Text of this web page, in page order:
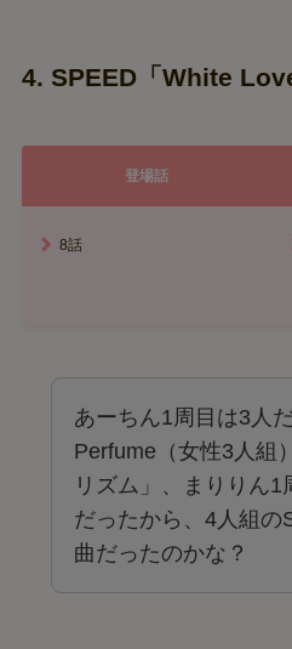
4. SPEED「White
登場話
8話
あーちん1周目は3人
Perfume（女性3人組
リズム」、まりりん1
だったから、4人組の
曲だったのかな？